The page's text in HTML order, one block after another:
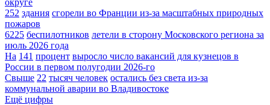
252 здания сгорели во Франции из-за масштабных природных
пожаров
6225 беспилотников летели в сторону Московского региона за
июль 2026 года
На 141 процент выросло число вакансий для кузнецов в
России в первом полугодии 2026-го
Свыше 22 тысяч человек остались без света из-за
коммунальной аварии во Владивостоке
Ещё цифры